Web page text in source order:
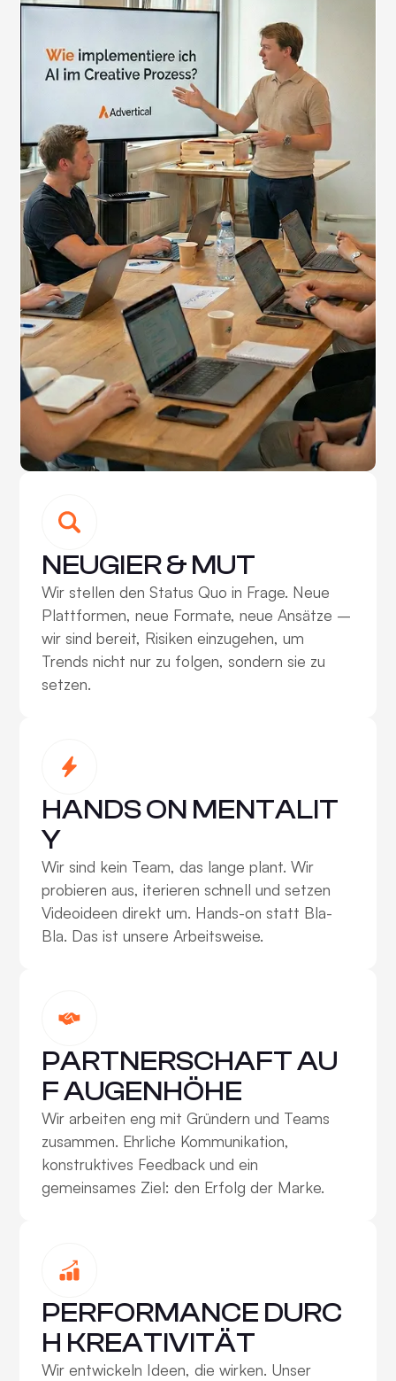
NEUGIER & MUT
Wir stellen den Status Quo in Frage. Neue
Plattformen, neue Formate, neue Ansätze –
wir sind bereit, Risiken einzugehen, um
Trends nicht nur zu folgen, sondern sie zu
setzen.
HANDS ON MENTALIT
Y
Wir sind kein Team, das lange plant. Wir
probieren aus, iterieren schnell und setzen
Videoideen direkt um. Hands-on statt Bla-
Bla. Das ist unsere Arbeitsweise.
PARTNERSCHAFT AU
F AUGENHÖHE
Wir arbeiten eng mit Gründern und Teams
zusammen. Ehrliche Kommunikation,
konstruktives Feedback und ein
gemeinsames Ziel: den Erfolg der Marke.
PERFORMANCE DURC
H KREATIVITÄT
Wir entwickeln Ideen, die wirken. Unser